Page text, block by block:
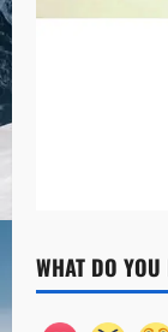
WHAT DO